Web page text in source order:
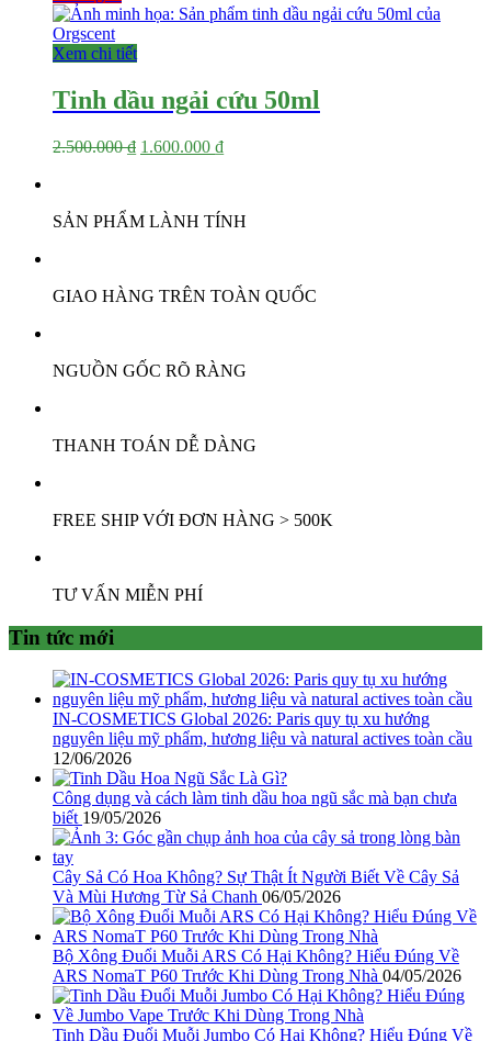
là:
tại
Xem chi tiết
Tinh dầu ngải cứu 50ml
2.500.000₫ Giá
1.600.000 ₫Giá
1.600.000 ₫.
SẢN PHẨM LÀNH TÍNH
GIAO HÀNG TRÊN TOÀN QUỐC
NGUỒN GỐC RÕ RÀNG
THANH TOÁN DỄ DÀNG
FREE SHIP VỚI ĐƠN HÀNG > 500K
TƯ VẤN MIỄN PHÍ
Tin tức mới
IN-COSMETICS Global 2026: Paris quy tụ xu hướng
nguyên liệu mỹ phẩm, hương liệu và natural actives toàn cầu
12/06/2026
Công dụng và cách làm tinh dầu hoa ngũ sắc mà bạn chưa
biết 19/05/2026
Cây Sả Có Hoa Không? Sự Thật Ít Người Biết Về Cây Sả
Và Mùi Hương Từ Sả Chanh 06/05/2026
Bộ Xông Đuổi Muỗi ARS Có Hại Không? Hiểu Đúng Về
ARS NomaT P60 Trước Khi Dùng Trong Nhà 04/05/2026
Tinh Dầu Đuổi Muỗi Jumbo Có Hại Không? Hiểu Đúng Về